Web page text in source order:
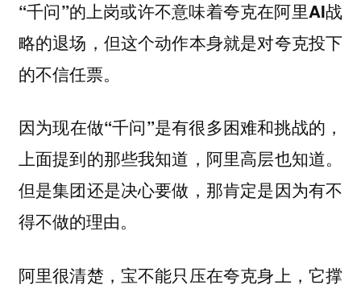
“千问”的上岗或许不意味着夸克在阿里AI战
略的退场，但这个动作本身就是对夸克投下
的不信任票。
因为现在做“千问”是有很多困难和挑战的，
上面提到的那些我知道，阿里高层也知道。
但是集团还是决心要做，那肯定是因为有不
得不做的理由。
阿里很清楚，宝不能只压在夸克身上，它撑